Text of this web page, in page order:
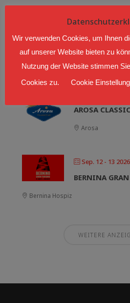
BREGENZ
AROSA
Arosa
Sep. 12 - 13 2026
BERNINA
Bernina Hospiz
WEITERE
Wir verwenden Cookies, um Ihnen
auf unserer Website bieten zu
Nutzung der Website stimmen
Cookies zu.
Cookie